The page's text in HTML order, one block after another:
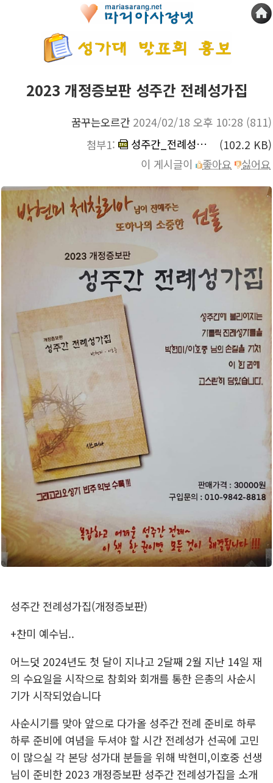
2023 개정증보판 성주간 전례성가집
꿈꾸는오르간 2024/02/18 오후 10:28 (811)
첨부1:
성주간_전례성가집.jpg
(102.2 KB)
이 게시글이
좋아요 싫어요
성주간 전례성가집(개정증보판)
+찬미 예수님..
어느덧 2024년도 첫 달이 지나고 2달째 2월 지난 14일 재
의 수요일을 시작으로 참회와 회개를 통한 은총의 사순시
기가 시작되었습니다
사순시기를 맞아 앞으로 다가올 성주간 전례 준비로 하루
하루 준비에 여념을 두셔야 할 시간 전례성가 선곡에 고민
이 많으실 각 본당 성가대 분들을 위해 박현미,이호중 선생
님이 준비한 2023 개정증보판 성주간 전례성가집을 소개